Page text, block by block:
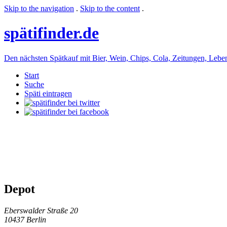
Skip to the navigation . Skip to the content .
spätifinder.de
Den nächsten Spätkauf mit Bier, Wein, Chips, Cola, Zeitungen,
Start
Suche
Späti eintragen
Depot
Eberswalder Straße 20
10437 Berlin